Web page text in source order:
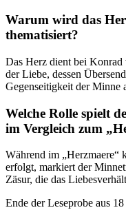
Warum wird das
thematisiert?
Das Herz dient bei
der Liebe, dessen
Gegenseitigkeit der Minne
Welche Rolle spielt
im Vergleich zum
Während im
erfolgt, markiert der
Zäsur, die das
Ende der Leseprobe aus